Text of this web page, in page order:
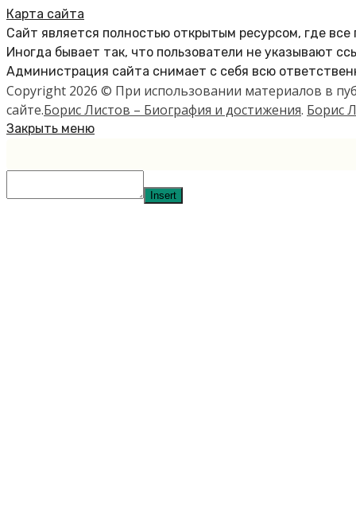
Карта сайта
Сайт является полностью открытым ресурсом, где
Иногда бывает так, что пользователи не указывают
Администрация сайта снимает с себя всю
Copyright 2026 © При использовании материалов в
сайте.Борис Листов – Биография и достижения. Борис
Закрыть меню
Insert